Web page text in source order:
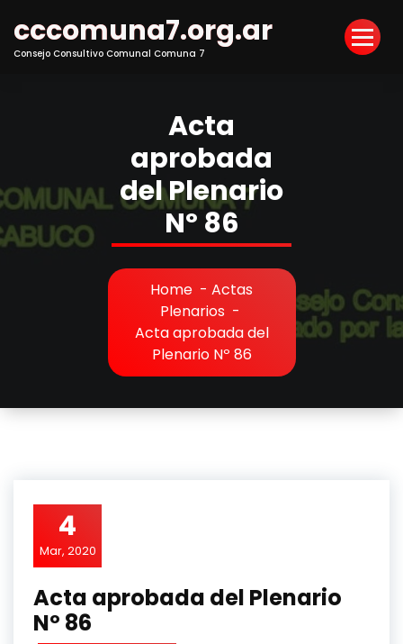
Content
cccomuna7.org.ar
Consejo Consultivo Comunal Comuna 7
Acta
aprobada
del Plenario
Nº 86
Home - Actas
Plenarios -
Acta aprobada del
Plenario Nº 86
4
Mar, 2020
Acta aprobada del Plenario
Nº 86